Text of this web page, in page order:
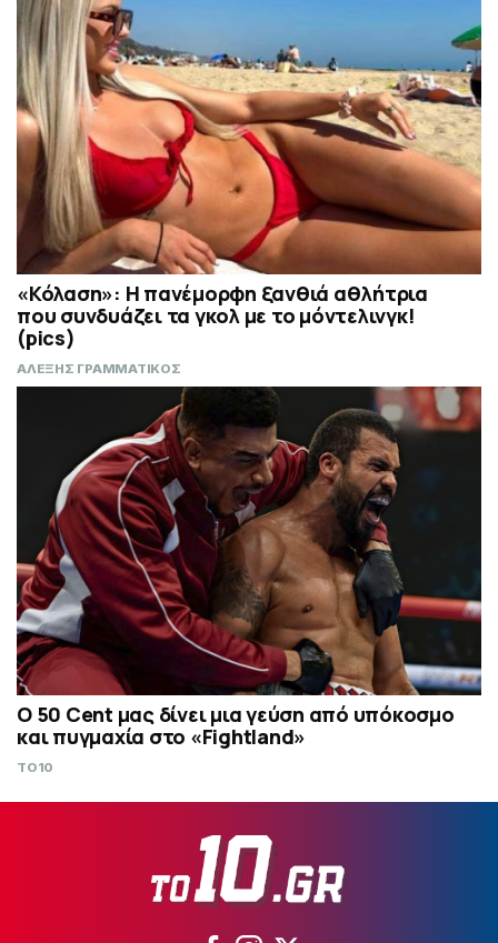
«Κόλαση»: Η πανέμορφη ξανθιά αθλήτρια
που συνδυάζει τα γκολ με το μόντελινγκ!
(pics)
ΑΛΕΞΗΣ ΓΡΑΜΜΑΤΙΚΟΣ
Ο 50 Cent μας δίνει μια γεύση από υπόκοσμο
και πυγμαχία στο «Fightland»
TO10